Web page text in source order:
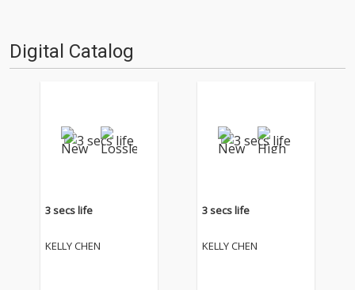
Digital Catalog
3 secs life
KELLY CHEN
3 secs life
KELLY CHEN